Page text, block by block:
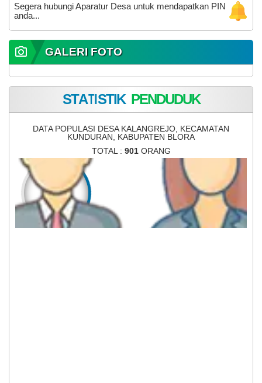
Segera hubungi Aparatur Desa untuk mendapatkan PIN
anda...
GALERI FOTO
STATISTIK PENDUDUK
DATA POPULASI DESA KALANGREJO, KECAMATAN
KUNDURAN, KABUPATEN BLORA
TOTAL : 901ORANG